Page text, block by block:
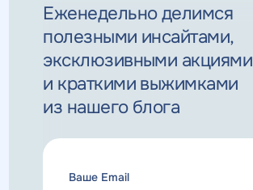
Еженедельно делимся
полезными инсайтами,
эксклюзивными акциями
и краткими выжимками
из нашего блога